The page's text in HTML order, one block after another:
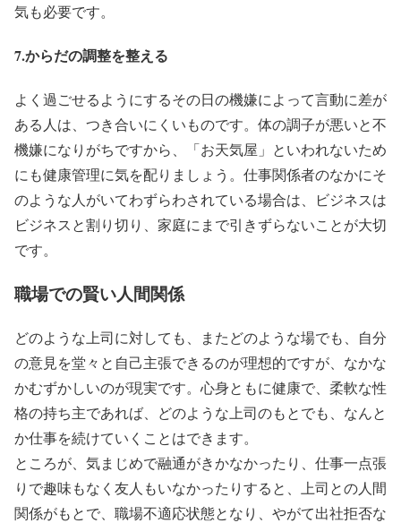
気も必要です。
7.からだの調整を整える
よく過ごせるようにするその日の機嫌によって言動に差が
ある人は、つき合いにくいものです。体の調子が悪いと不
機嫌になりがちですから、「お天気屋」といわれないため
にも健康管理に気を配りましょう。仕事関係者のなかにそ
のような人がいてわずらわされている場合は、ビジネスは
ビジネスと割り切り、家庭にまで引きずらないことが大切
です。
職場での賢い人間関係
どのような上司に対しても、またどのような場でも、自分
の意見を堂々と自己主張できるのが理想的ですが、なかな
かむずかしいのが現実です。心身ともに健康で、柔軟な性
格の持ち主であれば、どのような上司のもとでも、なんと
か仕事を続けていくことはできます。
ところが、気まじめで融通がきかなかったり、仕事一点張
りで趣味もなく友人もいなかったりすると、上司との人間
関係がもとで、職場不適応状態となり、やがて出社拒否な